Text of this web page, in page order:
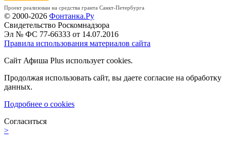
Проект реализован на средства гранта Санкт-Петербурга
© 2000-2026 Фонтанка.Ру
Свидетельство Роскомнадзора
Эл № ФС 77-66333 от 14.07.2016
Правила использования материалов сайта
Сайт Афиша Plus использует cookies.
Продолжая использовать сайт, вы даете согласие на обработку
данных.
Подробнее о cookies
Согласиться
>